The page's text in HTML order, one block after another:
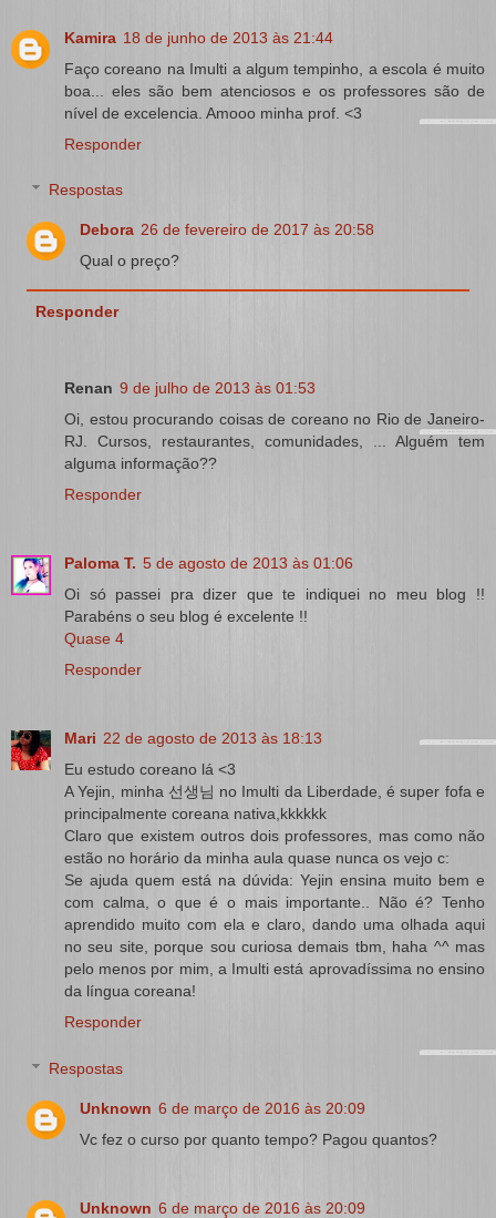
Kamira 18 de junho de 2013 às 21:44
Faço coreano na Imulti a algum tempinho, a escola é muito
boa... eles são bem atenciosos e os professores são de
nível de excelencia. Amooo minha prof. <3
Responder
Respostas
Debora 26 de fevereiro de 2017 às 20:58
Qual o preço?
Responder
Renan 9 de julho de 2013 às 01:53
Oi, estou procurando coisas de coreano no Rio de Janeiro-
RJ. Cursos, restaurantes, comunidades, ... Alguém tem
alguma informação??
Responder
Paloma T. 5 de agosto de 2013 às 01:06
Oi só passei pra dizer que te indiquei no meu blog !!
Parabéns o seu blog é excelente !!
Quase 4
Responder
Mari 22 de agosto de 2013 às 18:13
Eu estudo coreano lá <3
A Yejin, minha 선생님 no Imulti da Liberdade, é super fofa e
principalmente coreana nativa,kkkkkk
Claro que existem outros dois professores, mas como não
estão no horário da minha aula quase nunca os vejo c:
Se ajuda quem está na dúvida: Yejin ensina muito bem e
com calma, o que é o mais importante.. Não é? Tenho
aprendido muito com ela e claro, dando uma olhada aqui
no seu site, porque sou curiosa demais tbm, haha ^^ mas
pelo menos por mim, a Imulti está aprovadíssima no ensino
da língua coreana!
Responder
Respostas
Unknown 6 de março de 2016 às 20:09
Vc fez o curso por quanto tempo? Pagou quantos?
Unknown 6 de março de 2016 às 20:09